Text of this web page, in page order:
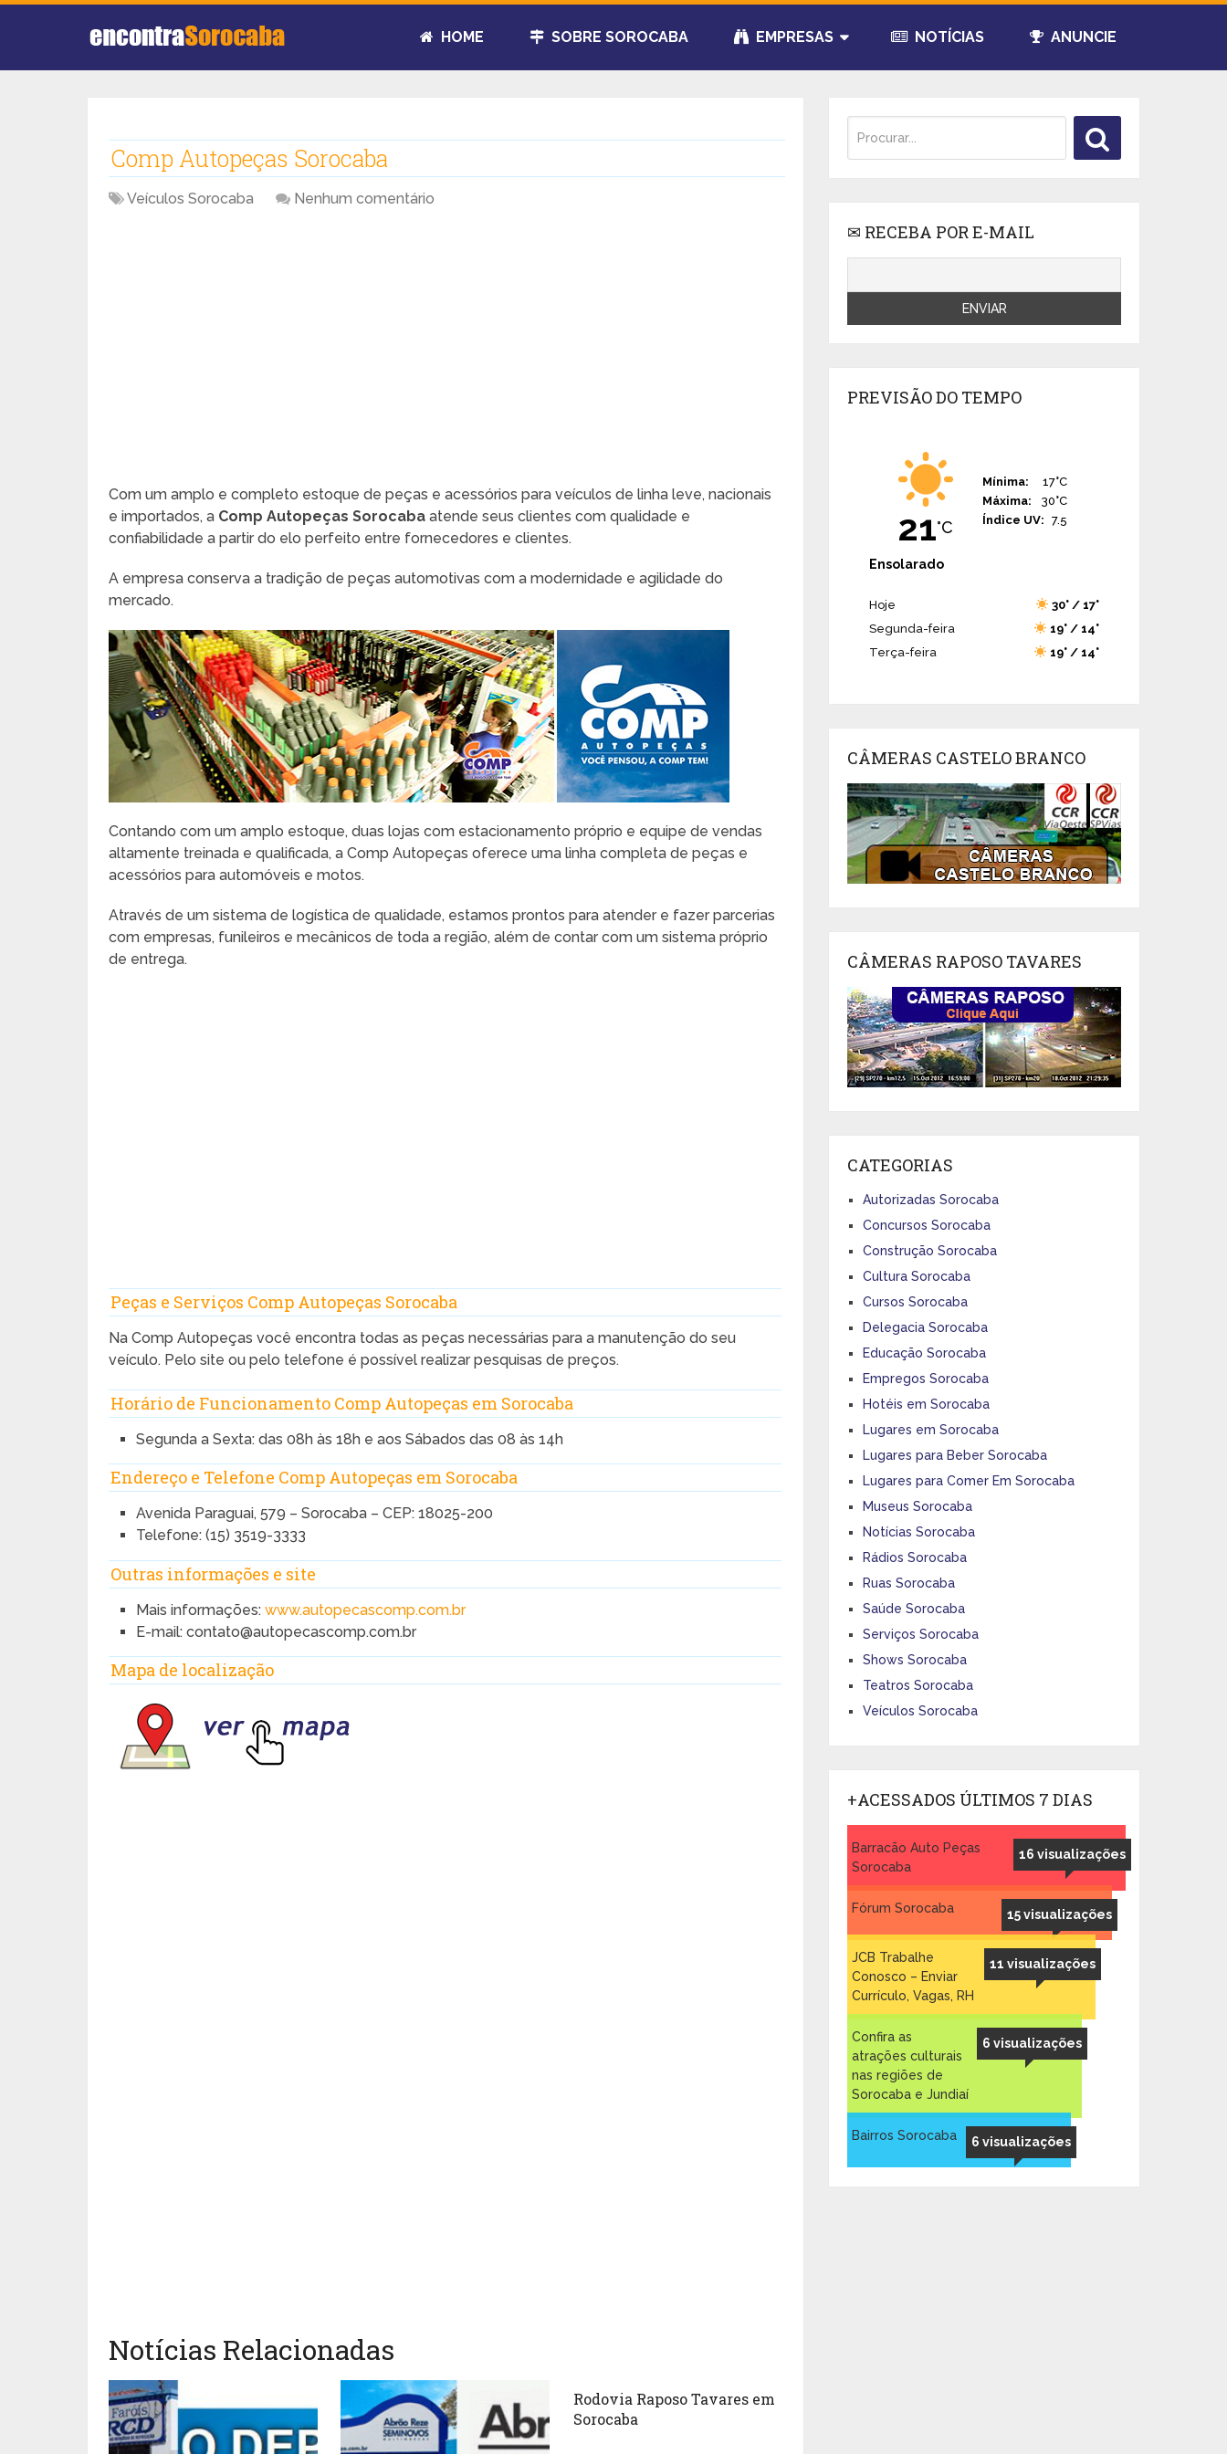
HOME SOBRE SOROCABA EMPRESAS NOTÍCIAS ANUNCIE
Comp Autopeças Sorocaba
Veículos Sorocaba Nenhum comentário
Com um amplo e completo estoque de peças e acessórios para veículos de linha leve, nacionais
e importados, a Comp Autopeças Sorocaba atende seus clientes com qualidade e
confiabilidade a partir do elo perfeito entre fornecedores e clientes.
A empresa conserva a tradição de peças automotivas com a modernidade e agilidade do
mercado.
Contando com um amplo estoque, duas lojas com estacionamento próprio e equipe de vendas
altamente treinada e qualificada, a Comp Autopeças oferece uma linha completa de peças e
acessórios para automóveis e motos.
Através de um sistema de logística de qualidade, estamos prontos para atender e fazer parcerias
com empresas, funileiros e mecânicos de toda a região, além de contar com um sistema próprio
de entrega.
Peças e Serviços Comp Autopeças Sorocaba
NaComp Autopeças você encontra todas as peças necessárias para a manutenção do seu
veículo. Pelo site ou pelo telefone é possível realizar pesquisas de preços.
Horário de Funcionamento Comp Autopeças em Sorocaba
Segunda a Sexta: das 08h às 18h e aos Sábados das 08 às 14h
Endereço e Telefone Comp Autopeças em Sorocaba
Avenida Paraguai, 579 – Sorocaba – CEP: 18025-200
Telefone: (15) 3519-3333
Outras informações e site
Mais informações:www.autopecascomp.com.br
E-mail: contato@autopecascomp.com.br
Mapa de localização
Notícias Relacionadas
Rodovia Raposo Tavares em
Sorocaba
✉ RECEBA POR E-MAIL
PREVISÃO DO TEMPO
21°C
Mínima:
17°C
Máxima:
30°C
Índice UV: 7.5
Ensolarado
Hoje
30° / 17°
Segunda-feira
19° / 14°
Terça-feira
19° / 14°
CÂMERAS CASTELO BRANCO
CÂMERAS RAPOSO TAVARES
CATEGORIAS
Autorizadas Sorocaba
Concursos Sorocaba
Construção Sorocaba
Cultura Sorocaba
Cursos Sorocaba
Delegacia Sorocaba
Educação Sorocaba
Empregos Sorocaba
Hotéis em Sorocaba
Lugares em Sorocaba
Lugares para Beber Sorocaba
Lugares para Comer Em Sorocaba
Museus Sorocaba
Notícias Sorocaba
Rádios Sorocaba
Ruas Sorocaba
Saúde Sorocaba
Serviços Sorocaba
Shows Sorocaba
Teatros Sorocaba
Veículos Sorocaba
+ACESSADOS ÚLTIMOS 7 DIAS
16 visualizações
Barracão Auto Peças
Sorocaba
15 visualizações
Fórum Sorocaba
11 visualizações
JCB Trabalhe
Conosco – Enviar
Currículo, Vagas, RH
6 visualizações
Confira as
atrações culturais
nas regiões de
Sorocaba e Jundiaí
6 visualizações
Bairros Sorocaba